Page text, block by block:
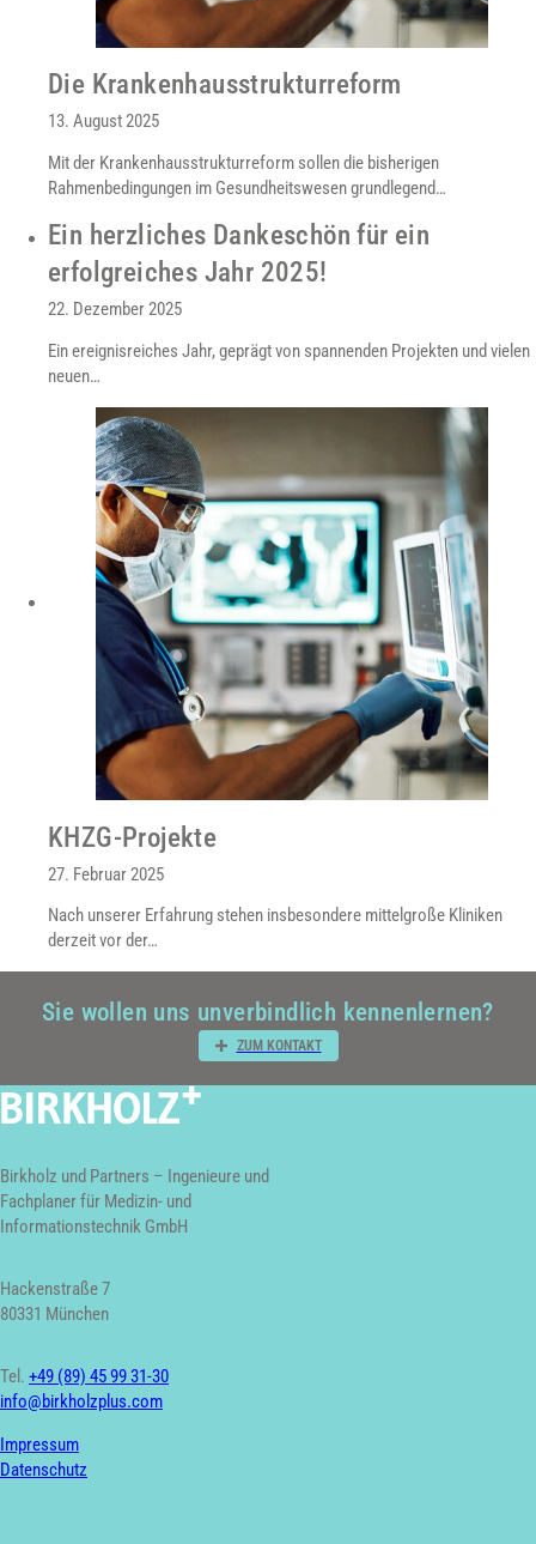
Die Krankenhausstrukturreform
13. August 2025
Mit der Krankenhausstrukturreform sollen die bisherigen
Rahmenbedingungen im Gesundheitswesen grundlegend…
Ein herzliches Dankeschön für ein
erfolgreiches Jahr 2025!
22. Dezember 2025
Ein ereignisreiches Jahr, geprägt von spannenden Projekten und vielen
neuen…
KHZG-Projekte
27. Februar 2025
Nach unserer Erfahrung stehen insbesondere mittelgroße Kliniken
derzeit vor der…
Sie wollen uns unverbindlich kennenlernen?
ZUM KONTAKT
Birkholz und Partners – Ingenieure und
Fachplaner für Medizin- und
Informationstechnik GmbH
Hackenstraße 7
80331 München
Tel. +49 (89) 45 99 31-30
info@birkholzplus.com
Impressum
Datenschutz